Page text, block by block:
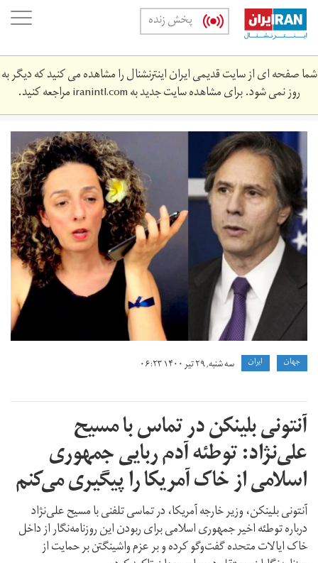
Skip
main
content
پخش زنده
شما صفحه ای از سایت قدیمی ایران اینترنشنال را مشاهده می کنید که دیگر به
روز نمی شود. برای مشاهده سایت جدید بهiranintl.comمراجعه کنید.
untitled.jpg
جهان ايران سه شنبه, ۲۹ تیر ۱۴۰۰ ۰۶:۲۳
آنتونی بلینکن در تماس با مسیح
علی‌نژاد: توطئه آدم ربایی جمهوری
اسلامی از خاک آمریکا را پیگیری می‌کنم
آنتونی بلینکن، وزیر خارجه آمریکا، در تماسی تلفنی با مسیح علی‌نژاد
درباره توطئه اخیر جمهوری اسلامی برای ربودن این روزنامه‌نگار از داخل
خاک ایالات متحده گفت‌وگو کرده و بر عزم واشینگتن بر حمایت از